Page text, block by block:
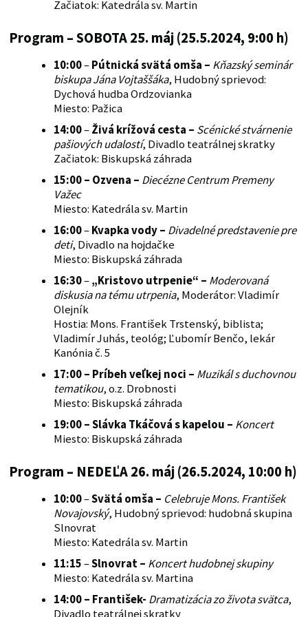
Začiatok: Katedrála sv. Martin
Program – SOBOTA 25. máj (25.5.2024, 9:00 h)
10:00–Pútnická svätá omša – Kňazský seminár
biskupa Jána Vojtaššáka, Hudobný sprievod:
Dychová hudba Ordzovianka
Miesto: Pažica
14:00–Živá krížová cesta – Scénické stvárnenie
pašiových udalostí, Divadlo teatrálnej skratky
Začiatok: Biskupská záhrada
15:00 – Ozvena – Diecézne Centrum Premeny
Važec
Miesto: Katedrála sv. Martin
16:00–Kvapka vody– Divadelné predstavenie pre
deti, Divadlo na hojdačke
Miesto: Biskupská záhrada
16:30–„Kristovo utrpenie“ – Moderovaná
diskusia na tému utrpenia, Moderátor: Vladimír
Olejník
Hostia: Mons. František Trstenský, biblista;
Vladimír Juhás, teológ; Ľubomír Benčo, lekár
Kanónia č. 5
17:00 – Príbeh veľkej noci – Muzikál s duchovnou
tematikou, o.z. Drobnosti
Miesto: Biskupská záhrada
19:00 –Slávka Tkáčová s kapelou – Koncert
Miesto: Biskupská záhrada
Program – NEDEĽA 26. máj (26.5.2024, 10:00 h)
10:00–Svätá omša – Celebruje Mons. František
Novajovský, Hudobný sprievod: hudobná skupina
Slnovrat
Miesto: Katedrála sv. Martin
11:15–Slnovrat – Koncert hudobnej skupiny
Miesto: Katedrála sv. Martina
14:00 – František- Dramatizácia zo života svätca,
Divadlo teatrálnej skratky